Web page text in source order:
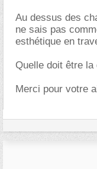
Au dessus des
ne sais pas
esthétique en
Quelle doit être la
Merci pour votre